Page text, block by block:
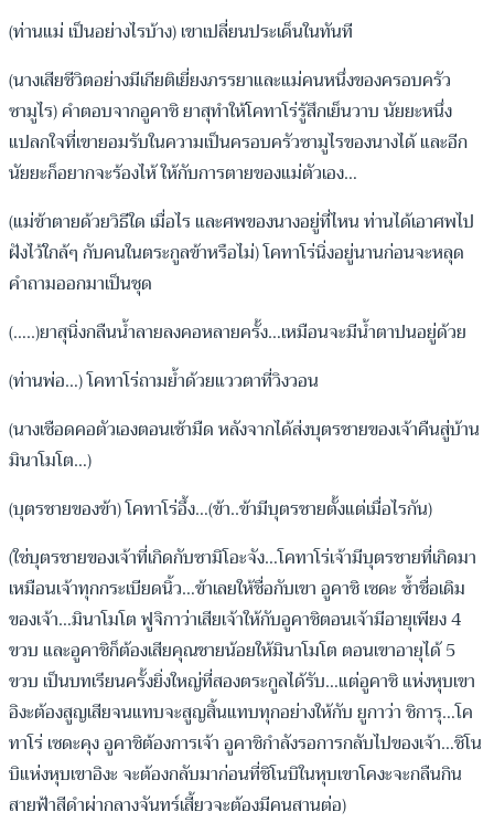
(ท่านแม่ เป็นอย่างไรบ้าง) เขาเปลี่ยนประเด็นในทันที
(นางเสียชีวิตอย่างมีเกียติเยี่ยงภรรยาและแม่คนหนึ่งของครอบครัว
ซามูไร) คำตอบจากอูคาชิ ยาสุทำให้โคทาโร่รู้สึกเย็นวาบ นัยยะหนึ่ง
แปลกใจที่เขายอมรับในความเป็นครอบครัวซามูไรของนางได้ และอีก
นัยยะก็อยากจะร้องไห้ ให้กับการตายของแม่ตัวเอง…
(แม่ข้าตายด้วยวิธีใด เมื่อไร และศพของนางอยู่ที่ไหน ท่านได้เอาศพไป
ฝังไว้ใกล้ๆ กับคนในตระกูลข้าหรือไม่) โคทาโร่นิ่งอยู่นานก่อนจะหลุด
คำถามออกมาเป็นชุด
(…..)ยาสุนิ่งกลืนน้ำลายลงคอหลายครั้ง…เหมือนจะมีน้ำตาปนอยู่ด้วย
(ท่านพ่อ…) โคทาโร่ถามย้ำด้วยแววตาที่วิงวอน
(นางเชือดคอตัวเองตอนเช้ามืด หลังจากได้ส่งบุตรชายของเจ้าคืนสู่บ้าน
มินาโมโต…)
(บุตรชายของข้า) โคทาโร่อึ้ง…(ข้า..ข้ามีบุตรชายตั้งแต่เมื่อไรกัน)
(ใช่บุตรชายของเจ้าที่เกิดกับซามิโอะจัง…โคทาโร่เจ้ามีบุตรชายที่เกิดมา
เหมือนเจ้าทุกกระเบียดนิ้ว…ข้าเลยให้ชื่อกับเขา อูคาชิ เซดะ ซ้ำชื่อเดิม
ของเจ้า…มินาโมโต ฟูจิกาว่าเสียเจ้าให้กับอูคาชิตอนเจ้ามีอายุเพียง 4
ขวบ และอูคาชิก็ต้องเสียคุณชายน้อยให้มินาโมโต ตอนเขาอายุได้ 5
ขวบ เป็นบทเรียนครั้งยิ่งใหญ่ที่สองตระกูลได้รับ…แต่อูคาชิ แห่งหุบเขา
อิงะต้องสูญเสียจนแทบจะสูญสิ้นแทบทุกอย่างให้กับ ยูกาว่า ชิการุ…โค
ทาโร่ เซดะคุง อูคาชิต้องการเจ้า อูคาชิกำลังรอการกลับไปของเจ้า…ชิโน
บิแห่งหุบเขาอิงะ จะต้องกลับมาก่อนที่ชิโนบิในหุบเขาโคงะจะกลืนกิน
สายฟ้าสีดำผ่ากลางจันทร์เสี้ยวจะต้องมีคนสานต่อ)